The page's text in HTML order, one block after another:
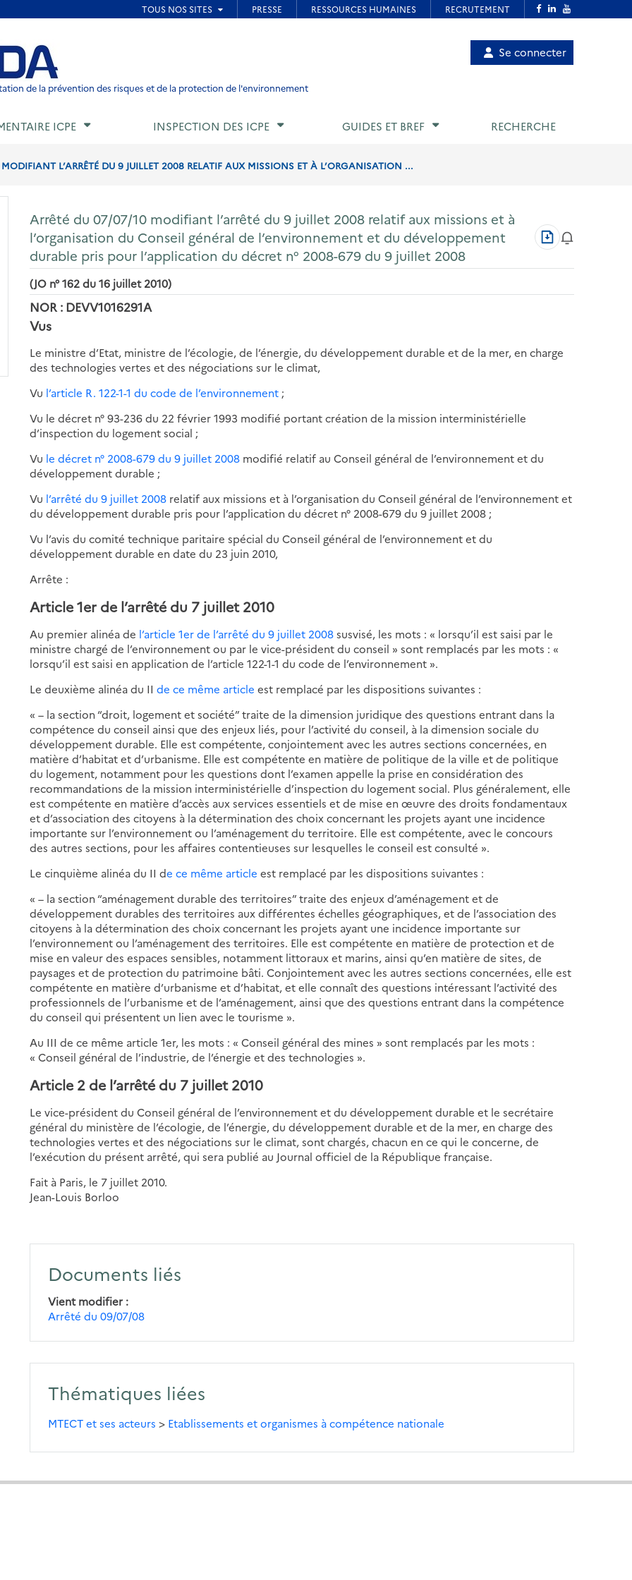
de page
de la prévention des risques et de la protection de l'environnement
Menu
utilisateur
Se connecter
ICPE INSPECTION DES ICPE GUIDES ET BREF RECHERCHE
L’ARRÊTÉ DU 9 JUILLET 2008 RELATIF AUX MISSIONS ET À L’ORGANISATION ...
Arrêté du 07/07/10 modifiant l’arrêté du 9 juillet 2008 relatif aux missions et à
l’organisation du Conseil général de l’environnement et du développement
durable pris pour l’application du décret n° 2008-679 du 9 juillet 2008
Télécharger
au
(JO n° 162 du 16 juillet 2010)
NOR : DEVV1016291A
Vus
Le ministre d’Etat, ministre de l’écologie, de l’énergie, du développement durable et de la mer, en charge
des technologies vertes et des négociations sur le climat,
Vu l’article R. 122-1-1 du code de l’environnement ;
Vu le décret n° 93-236 du 22 février 1993 modifié portant création de la mission interministérielle
d’inspection du logement social ;
Vu le décret n° 2008-679 du 9 juillet 2008 modifié relatif au Conseil général de l’environnement et du
développement durable ;
Vu l’arrêté du 9 juillet 2008 relatif aux missions et à l’organisation du Conseil général de l’environnement et
du développement durable pris pour l’application du décret n° 2008-679 du 9 juillet 2008 ;
Vu l’avis du comité technique paritaire spécial du Conseil général de l’environnement et du
développement durable en date du 23 juin 2010,
Arrête :
Article 1er de l’arrêté du 7 juillet 2010
Au premier alinéa de l’article 1er de l’arrêté du 9 juillet 2008susvisé, les mots : « lorsqu’il est saisi par le
ministre chargé de l’environnement ou par le vice-président du conseil » sont remplacés par les mots : «
lorsqu’il est saisi en application de l’article 122-1-1 du code de l’environnement ».
Le deuxième alinéa du IIde ce même article est remplacé par les dispositions suivantes :
« – la section “droit, logement et société” traite de la dimension juridique des questions entrant dans la
compétence du conseil ainsi que des enjeux liés, pour l’activité du conseil, à la dimension sociale du
développement durable. Elle est compétente, conjointement avec les autres sections concernées, en
matière d’habitat et d’urbanisme. Elle est compétente en matière de politique de la ville et de politique
du logement, notamment pour les questions dont l’examen appelle la prise en considération des
recommandations de la mission interministérielle d’inspection du logement social. Plus généralement, elle
est compétente en matière d’accès aux services essentiels et de mise en œuvre des droits fondamentaux
et d’association des citoyens à la détermination des choix concernant les projets ayant une incidence
importante sur l’environnement ou l’aménagement du territoire. Elle est compétente, avec le concours
des autres sections, pour les affaires contentieuses sur lesquelles le conseil est consulté ».
Le cinquième alinéa du II de ce même article est remplacé par les dispositions suivantes :
« – la section “aménagement durable des territoires” traite des enjeux d’aménagement et de
développement durables des territoires aux différentes échelles géographiques, et de l’association des
citoyens à la détermination des choix concernant les projets ayant une incidence importante sur
l’environnement ou l’aménagement des territoires. Elle est compétente en matière de protection et de
mise en valeur des espaces sensibles, notamment littoraux et marins, ainsi qu’en matière de sites, de
paysages et de protection du patrimoine bâti. Conjointement avec les autres sections concernées, elle est
compétente en matière d’urbanisme et d’habitat, et elle connaît des questions intéressant l’activité des
professionnels de l’urbanisme et de l’aménagement, ainsi que des questions entrant dans la compétence
du conseil qui présentent un lien avec le tourisme ».
Au III de ce même article 1er, les mots : « Conseil général des mines » sont remplacés par les mots :
« Conseil général de l’industrie, de l’énergie et des technologies ».
Article 2 de l’arrêté du 7 juillet 2010
Le vice-président du Conseil général de l’environnement et du développement durable et le secrétaire
général du ministère de l’écologie, de l’énergie, du développement durable et de la mer, en charge des
technologies vertes et des négociations sur le climat, sont chargés, chacun en ce qui le concerne, de
l’exécution du présent arrêté, qui sera publié au Journal officiel de la République française.
Fait à Paris, le 7 juillet 2010.
Jean-Louis Borloo
Documents liés
Vient modifier
Arrêté du 09/07/08
Thématiques liées
MTECT et ses acteurs > Etablissements et organismes à compétence nationale